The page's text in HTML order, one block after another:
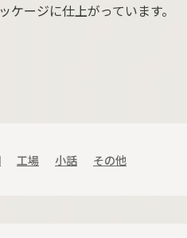
ージに仕上がっています。
工場 小話 その他